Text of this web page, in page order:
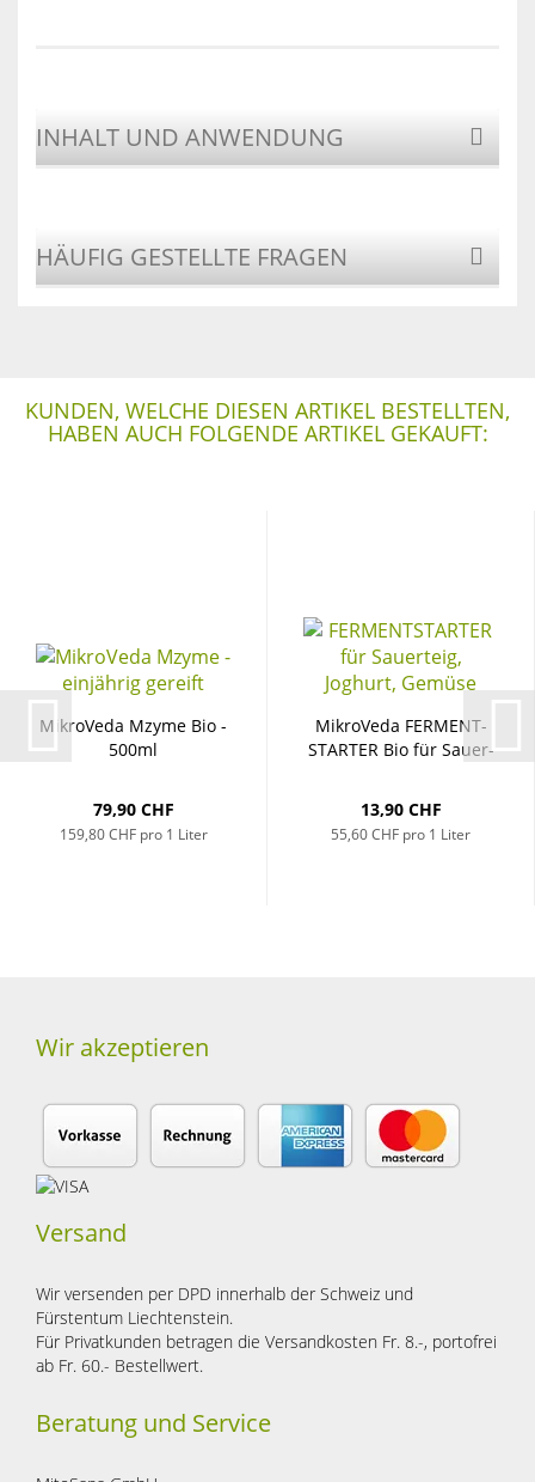
INHALT UND ANWENDUNG
HÄUFIG GESTELLTE FRAGEN
KUNDEN, WELCHE DIESEN ARTIKEL BESTELLTEN,
HABEN AUCH FOLGENDE ARTIKEL GEKAUFT:
Mi­kro­Ve­da Mzyme Bio -
500ml
79,90 CHF
159,80 CHF pro 1 Liter
Mi­kro­Ve­da FER­MENT­
STAR­TER Bio für Sauer­
13,90 CHF
55,60 CHF pro 1 Liter
Wir akzeptieren
Versand
Wir versenden per DPD innerhalb der Schweiz und
Fürstentum Liechtenstein.
Für Privatkunden betragen die Versandkosten Fr. 8.-, portofrei
ab Fr. 60.- Bestellwert.
Beratung und Service